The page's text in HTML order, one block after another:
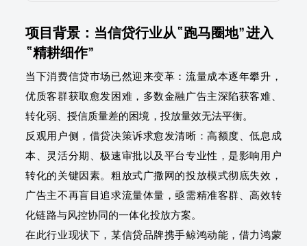
项目背景：当信贷行业从“跑马圈地”进入
“精耕细作”
当下消费信贷市场已然迎来变革：流量成本逐年攀升，
优质客群获取愈发困难，多数金融广告主深陷获客难、
转化弱、授信质量差的困境，投放量效无法平衡。
反观用户侧，借贷决策诉求愈发清晰：高额度、低息成
本、灵活分期、极速审批以及平台专业性，是影响用户
转化的关键因素。粗放式广撒网的投放模式彻底失效，
广告主不再盲目追求流量体量，亟需精准客群、高效转
化链路与风控协同的一体化投放方案。
在此行业现状下，某信贷品牌携手鲸鸿动能，借力鸿蒙